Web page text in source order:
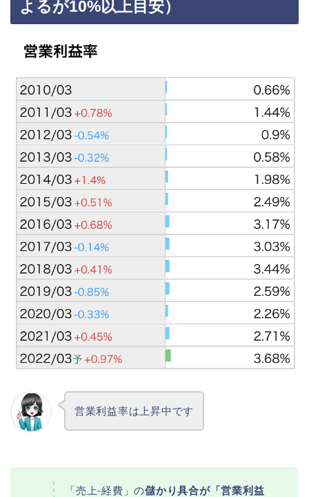
よるが10%以上目安）
営業利益率は上昇中です
「売上-経費」の儲かり具合が「営業利益